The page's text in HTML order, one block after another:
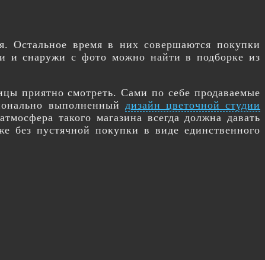
Остальное время в них совершаются покупки
и снаружи с фото можно найти в подборке из
приятно смотреть. Сами по себе продаваемые
выполненный дизайн цветочной студии
такого магазина всегда должна давать
без пустячной покупки в виде единственного